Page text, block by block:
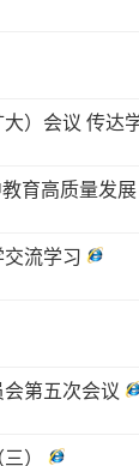
）会议 传达
育高质量发展
流学习
第五次会议
）